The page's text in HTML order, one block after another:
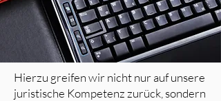
Hierzu greifen wir nicht nur auf unsere
juristische Kompetenz zurück, sondern